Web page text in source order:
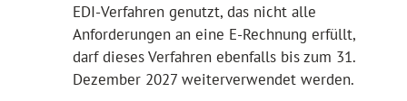
EDI-Verfahren genutzt, das nicht alle
Anforderungen an eine E-Rechnung erfüllt,
darf dieses Verfahren ebenfalls bis zum 31.
Dezember 2027 weiterverwendet werden.